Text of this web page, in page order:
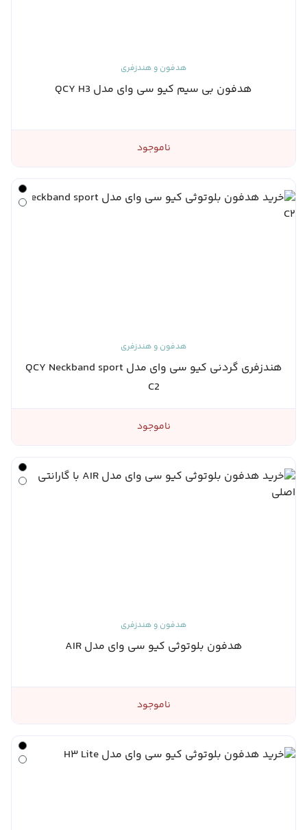
هدفون و هندزفری
هدفون بی سیم کیو سی وای مدل QCY H3
ناموجود
هدفون و هندزفری
هندزفری گردنی کیو سی وای مدل QCY Neckband sport
C2
ناموجود
هدفون و هندزفری
هدفون بلوتوثی کیو سی وای مدل AIR
ناموجود